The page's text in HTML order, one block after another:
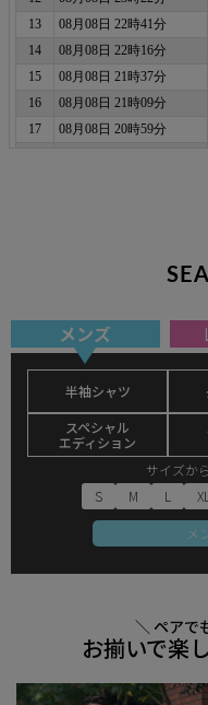
メンズ
半袖シャツ
スペシャル
エディション
サイズか
S
M L XL
メ
＼ ペアで
お揃いで楽